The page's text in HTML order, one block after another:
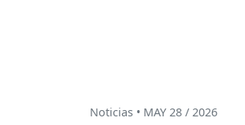
Noticias • MAY 28 / 2026